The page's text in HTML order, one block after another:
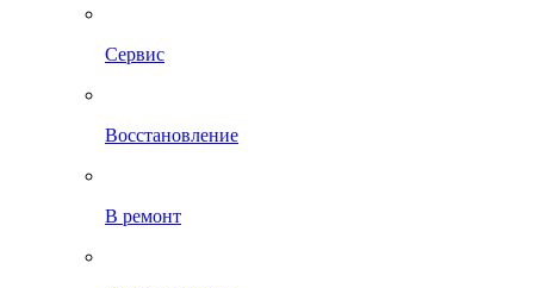
Сервис
Восстановление
В ремонт